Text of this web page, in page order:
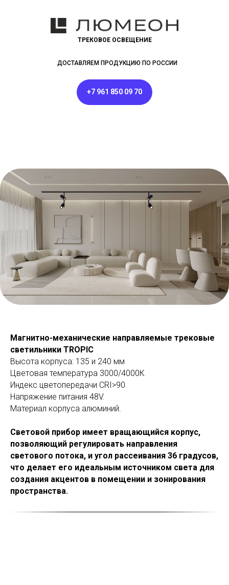
ТРЕКОВОЕ ОСВЕЩЕНИЕ
ДОСТАВЛЯЕМ ПРОДУКЦИЮ ПО РОССИИ
+7 961 850 09 70
Магнитно-механические направляемые трековые
светильники TROPIC
Высота корпуса: 135 и 240 мм
Цветовая температура 3000/4000К
Индекс цветопередачи СRI>90
Напряжение питания 48V.
Материал корпуса алюминий.
Световой прибор имеет вращающийся корпус,
позволяющий регулировать направления
светового потока, и угол рассеивания 36 градусов,
что делает его идеальным источником света для
создания акцентов в помещении и зонирования
пространства.